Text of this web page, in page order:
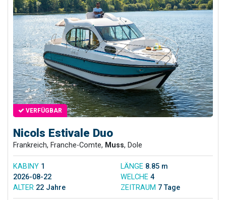
VERFÜGBAR
Nicols Estivale Duo
Frankreich, Franche-Comte, Muss, Dole
KABINY 1 LÄNGE 8.85 m
2026-08-22
WELCHE 4
ALTER 22 Jahre ZEITRAUM 7 Tage